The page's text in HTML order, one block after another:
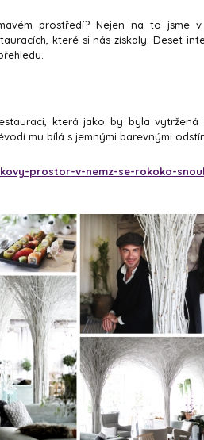
prostředí? Nejen na to jsme
které si nás získaly. Deset
která jako by byla vytržená
mu bílá s jemnými barevnými
prostor-v-nemz-se-rokoko-